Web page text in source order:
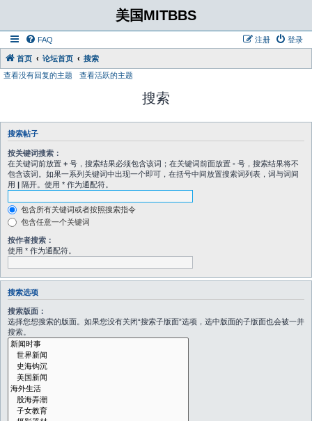
美国MITBBS
FAQ 登录
注册
首页 论坛首页
搜索
查看没有回复的主题
查看活跃的主题
搜索
搜索帖子
按关键词搜索：
在关键词前放置 + 号，搜索结果必须包含该词；在关键词前面放置 - 号，搜索结果将不
包含该词。如果一系列关键词中出现一个即可，在括号中间放置搜索词列表，词与词间
用 | 隔开。使用 * 作为通配符。
包含所有关键词或者按照搜索指令
包含任意一个关键词
按作者搜索：
使用 * 作为通配符。
搜索选项
搜索版面：
选择您想搜索的版面。如果您没有关闭“搜索子版面”选项，选中版面的子版面也会被一并
搜索。